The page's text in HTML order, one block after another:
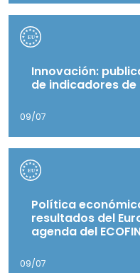
Innovación:
de indicadores de
09/07
Política
resultados del
agenda del
09/07